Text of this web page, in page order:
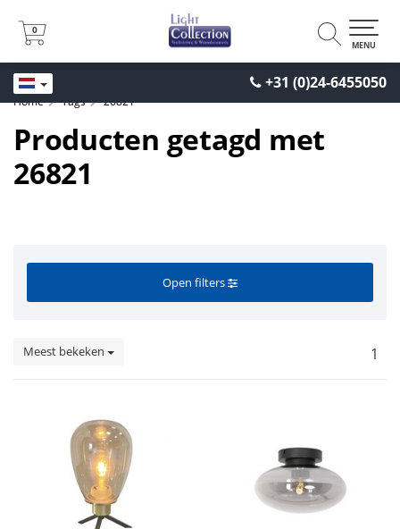
+31 (0)24-6455050
0
0
MENU
Home Tags 26821
Producten getagd met
26821
Open filters
Meest bekeken 1